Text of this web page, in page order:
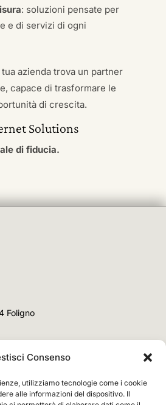
Consenso
utilizziamo tecnologie come i cookie
alle informazioni del dispositivo. Il
: soluzioni pensate per
e di servizi di ogni
tua azienda trova un partner
capace di trasformare le
di crescita.
Solutions
di fiducia.
Foligno